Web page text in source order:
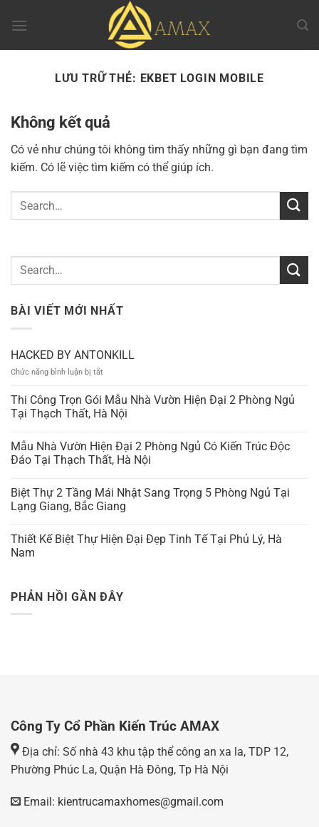
đến
LƯU TRỮ THẺ: EKBET LOGIN MOBILE
Không kết quả
Có vẻ như chúng tôi không tìm thấy những gì bạn đang tìm
kiếm. Có lẽ việc tìm kiếm có thể giúp ích.
BÀI VIẾT MỚI NHẤT
HACKED BY ANTONKILL
Chức năng bình luận bị tắt
BY
ANTONKILL
Thi Công Trọn Gói Mẫu Nhà Vườn Hiện Đại 2 Phòng Ngủ
Tại Thạch Thất, Hà Nội
Mẫu Nhà Vườn Hiện Đại 2 Phòng Ngủ Có Kiến Trúc Độc
Đáo Tại Thạch Thất, Hà Nội
Biệt Thự 2 Tầng Mái Nhật Sang Trọng 5 Phòng Ngủ Tại
Lạng Giang, Bắc Giang
Thiết Kế Biệt Thự Hiện Đại Đẹp Tinh Tế Tại Phủ Lý, Hà
Nam
PHẢN HỒI GẦN ĐÂY
Công Ty Cổ Phần Kiến Trúc AMAX
Địa chỉ: Số nhà 43 khu tập thể công an xa la, TDP 12,
Phường Phúc La, Quận Hà Đông, Tp Hà Nội
Email: kientrucamaxhomes@gmail.com